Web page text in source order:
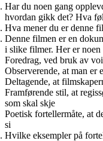
Har du noen gang
hvordan gikk det? Hva
Hva mener du er denne
Denne filmen er en
i slike filmer. Her er noen
Foredrag, ved bruk av
Observerende, at man er
Deltagende, at
Framførende stil, at
som skal skje
Poetisk fortellermåte, at
si
Hvilke eksempler på